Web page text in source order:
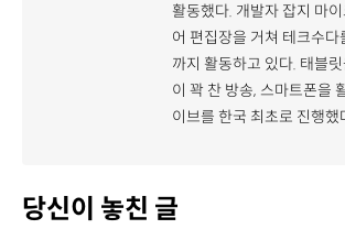
활동했다. 개발자 잡지 마
어 편집장을 거쳐 테크수다
까지 활동하고 있다. 태블
이 꽉 찬 방송, 스마트폰을
이브를 한국 최초로 진행했
당신이 놓친 글